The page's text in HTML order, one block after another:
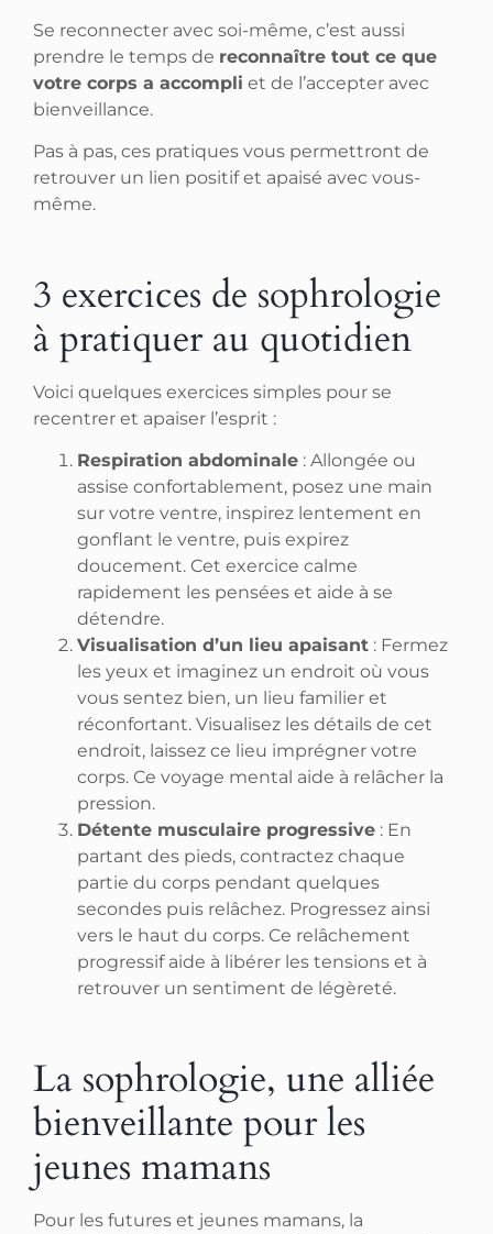
Se reconnecter avec soi-même, c’est aussi
prendre le temps de reconnaître tout ce que
votre corps a accompli et de l’accepter avec
bienveillance.
Pas à pas, ces pratiques vous permettront de
retrouver un lien positif et apaisé avec vous-
même.
3 exercices de sophrologie
à pratiquer au quotidien
Voici quelques exercices simples pour se
recentrer et apaiser l’esprit :
Respiration abdominale : Allongée ou
assise confortablement, posez une main
sur votre ventre, inspirez lentement en
gonflant le ventre, puis expirez
doucement. Cet exercice calme
rapidement les pensées et aide à se
détendre.
Visualisation d’un lieu apaisant : Fermez
les yeux et imaginez un endroit où vous
vous sentez bien, un lieu familier et
réconfortant. Visualisez les détails de cet
endroit, laissez ce lieu imprégner votre
corps. Ce voyage mental aide à relâcher la
pression.
Détente musculaire progressive : En
partant des pieds, contractez chaque
partie du corps pendant quelques
secondes puis relâchez. Progressez ainsi
vers le haut du corps. Ce relâchement
progressif aide à libérer les tensions et à
retrouver un sentiment de légèreté.
La sophrologie, une alliée
bienveillante pour les
jeunes mamans
Pour les futures et jeunes mamans, la